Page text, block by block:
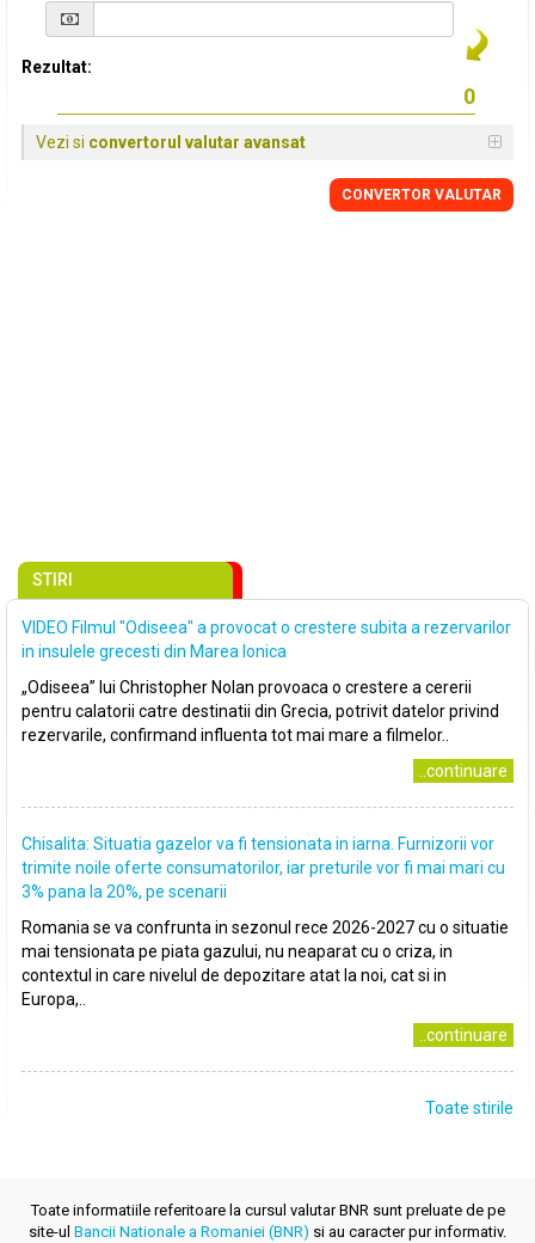
Rezultat:
Vezi si convertorul valutar avansat
CONVERTOR VALUTAR
STIRI
VIDEO Filmul "Odiseea" a provocat o crestere subita a rezervarilor
in insulele grecesti din Marea Ionica
„Odiseea” lui Christopher Nolan provoaca o crestere a cererii
pentru calatorii catre destinatii din Grecia, potrivit datelor privind
rezervarile, confirmand influenta tot mai mare a filmelor..
..continuare
Chisalita: Situatia gazelor va fi tensionata in iarna. Furnizorii vor
trimite noile oferte consumatorilor, iar preturile vor fi mai mari cu
3% pana la 20%, pe scenarii
Romania se va confrunta in sezonul rece 2026-2027 cu o situatie
mai tensionata pe piata gazului, nu neaparat cu o criza, in
contextul in care nivelul de depozitare atat la noi, cat si in
Europa,..
..continuare
Toate stirile
Toate informatiile referitoare la cursul valutar BNR sunt preluate de pe
site-ul Bancii Nationale a Romaniei (BNR) si au caracter pur informativ.